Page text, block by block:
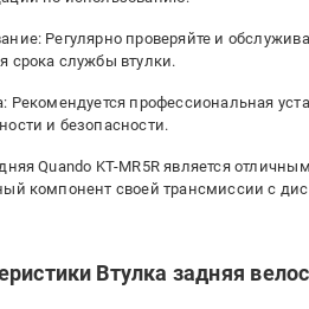
Регулярно проверяйте и
срока службы втулки.
Рекомендуется профессиональная
и безопасности.
Quando KT-MR5R является
компонент своей трансмиссии с
Втулка задняя